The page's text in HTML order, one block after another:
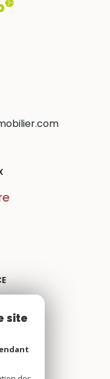
site